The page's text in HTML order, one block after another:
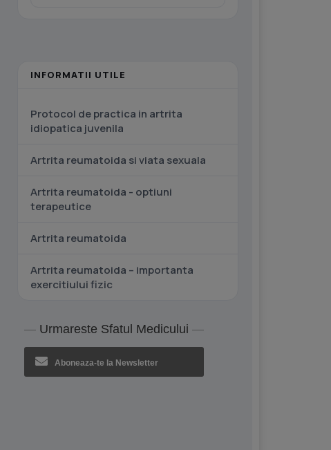
INFORMATII UTILE
Protocol de practica in artrita
idiopatica juvenila
Artrita reumatoida si viata sexuala
Artrita reumatoida - optiuni
terapeutice
Artrita reumatoida
Artrita reumatoida – importanta
exercitiului fizic
Urmareste Sfatul Medicului
Aboneaza-te la Newsletter